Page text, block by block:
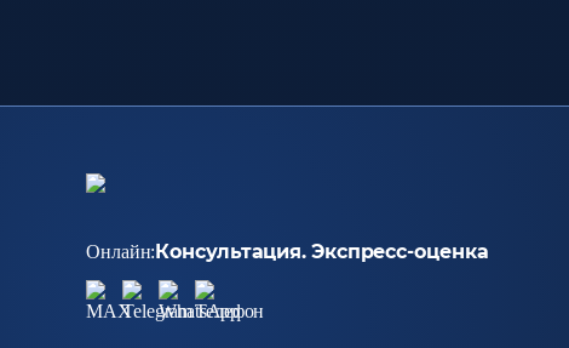
Онлайн:Консультация. Экспресс-оценка